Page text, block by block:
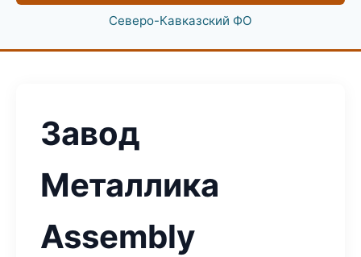
Северо-Кавказский ФО
Завод
Металлика
Assembly